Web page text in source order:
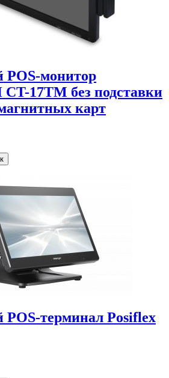
POS-монитор
17TM без подставки
карт
терминал Posiflex